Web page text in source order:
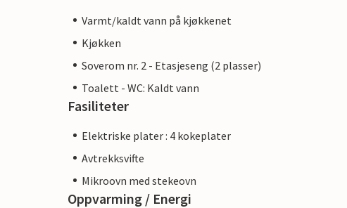
Varmt/kaldt vann på kjøkkenet
Kjøkken
Soverom nr. 2 - Etasjeseng (2 plasser)
Toalett - WC: Kaldt vann
Fasiliteter
Elektriske plater : 4 kokeplater
Avtrekksvifte
Mikroovn med stekeovn
Oppvarming / Energi